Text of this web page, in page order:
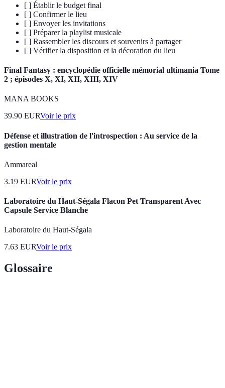
[ ] Établir le budget final
[ ] Confirmer le lieu
[ ] Envoyer les invitations
[ ] Préparer la playlist musicale
[ ] Rassembler les discours et souvenirs à partager
[ ] Vérifier la disposition et la décoration du lieu
Final Fantasy : encyclopédie officielle mémorial ultimania Tome
2 ; épisodes X, XI, XII, XIII, XIV
MANA BOOKS
39.90 EURVoir le prix
Défense et illustration de l'introspection : Au service de la
gestion mentale
Ammareal
3.19 EURVoir le prix
Laboratoire du Haut-Ségala Flacon Pet Transparent Avec
Capsule Service Blanche
Laboratoire du Haut-Ségala
7.63 EURVoir le prix
Glossaire